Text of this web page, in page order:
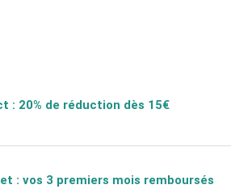
: 20% de réduction dès 15€
: vos 3 premiers mois remboursés